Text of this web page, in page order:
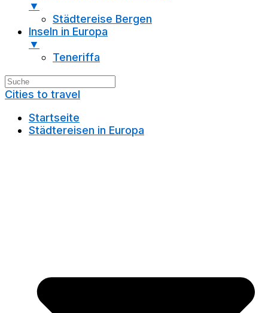
▼
Städtereise Bergen
Inseln in Europa
▼
Teneriffa
Cities to travel
Startseite
Städtereisen in Europa